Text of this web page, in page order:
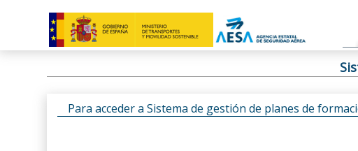
Para acceder a Sistema de gestión de planes de